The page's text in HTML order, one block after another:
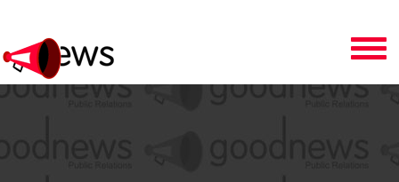
Toggle
navigation